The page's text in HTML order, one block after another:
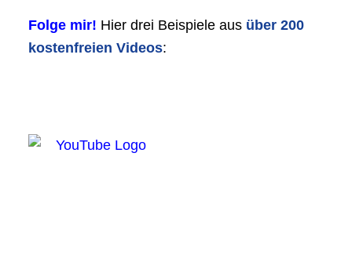
Folge mir! Hier drei Beispiele aus über 200
kostenfreien Videos: